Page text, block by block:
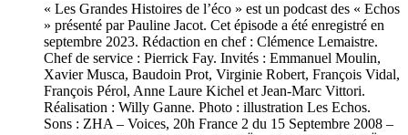
« Les Grandes Histoires de l’éco » est un podcast des « Echos
» présenté par Pauline Jacot. Cet épisode a été enregistré en
septembre 2023. Rédaction en chef : Clémence Lemaistre.
Chef de service : Pierrick Fay. Invités : Emmanuel Moulin,
Xavier Musca, Baudoin Prot, Virginie Robert, François Vidal,
François Pérol, Anne Laure Kichel et Jean-Marc Vittori.
Réalisation : Willy Ganne. Photo : illustration Les Echos.
Sons : ZHA – Voices, 20h France 2 du 15 Septembre 2008 –